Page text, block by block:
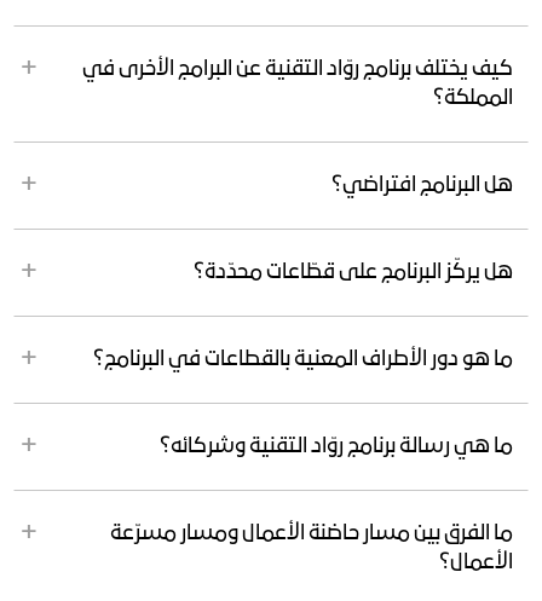
كيف يختلف برنامج روّاد التقنية عن البرامج الأخرى في
المملكة؟
هل البرنامج افتراضي؟
هل يركّز البرنامج على قطّاعات محدّدة؟
ما هو دور الأطراف المعنية بالقطاعات في البرنامج؟
ما هي رسالة برنامج روّاد التقنية وشركائه؟
ما الفرق بين مسار حاضنة الأعمال ومسار مسرّعة
الأعمال؟